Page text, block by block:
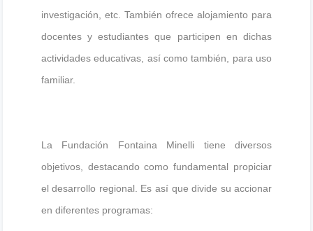
investigación, etc. También ofrece alojamiento para
docentes y estudiantes que participen en dichas
actividades educativas, así como también, para uso
familiar.
La Fundación Fontaina Minelli tiene diversos
objetivos, destacando como fundamental propiciar
el desarrollo regional. Es así que divide su accionar
en diferentes programas: